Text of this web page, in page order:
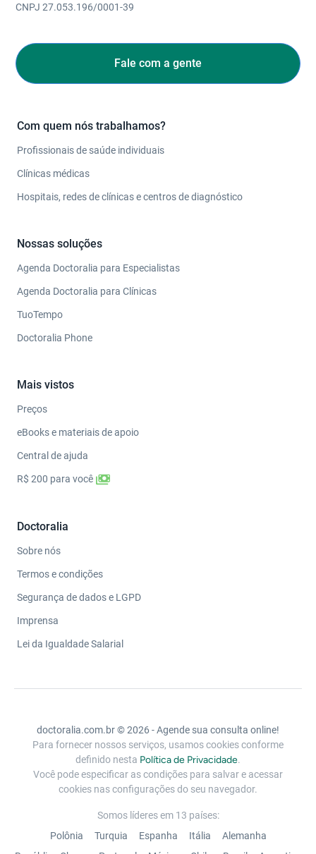
CNPJ 27.053.196/0001-39
Fale com a gente
Com quem nós trabalhamos?
Profissionais de saúde individuais
Clínicas médicas
Hospitais, redes de clínicas e centros de diagnóstico
Nossas soluções
Agenda Doctoralia para Especialistas
Agenda Doctoralia para Clínicas
TuoTempo
Doctoralia Phone
Mais vistos
Preços
eBooks e materiais de apoio
Central de ajuda
R$ 200 para você
Doctoralia
Sobre nós
Termos e condições
Segurança de dados e LGPD
Imprensa
Lei da Igualdade Salarial
doctoralia.com.br © 2026 - Agende sua consulta online!
Para fornecer nossos serviços, usamos cookies conforme
definido nesta Política de Privacidade.
Você pode especificar as condições para salvar e acessar
cookies nas configurações do seu navegador.
Somos líderes em 13 países:
Polônia
Turquia Espanha Itália
Alemanha